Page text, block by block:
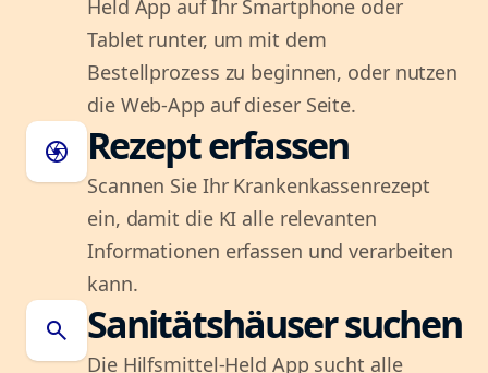
Held App auf Ihr Smartphone oder
Tablet runter, um mit dem
Bestellprozess zu beginnen, oder nutzen
die Web-App auf dieser Seite.
camera Rezept erfassen
Scannen Sie Ihr Krankenkassenrezept
ein, damit die KI alle relevanten
Informationen erfassen und verarbeiten
kann.
search Sanitätshäuser suchen
Die Hilfsmittel-Held App sucht alle